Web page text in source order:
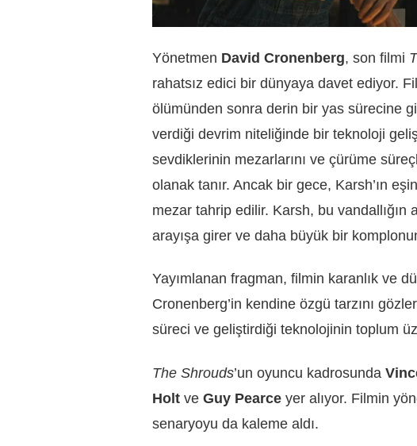
Yönetmen David Cronenberg, son filmi
rahatsız edici bir dünyaya davet ediyor.
ölümünden sonra derin bir yas sürecine
verdiği devrim niteliğinde bir teknoloji
sevdiklerinin mezarlarını ve çürüme
olanak tanır. Ancak bir gece, Karsh’ın
mezar tahrip edilir. Karsh, bu vandallığın
arayışa girer ve daha büyük bir
Yayımlanan fragman, filmin karanlık ve
Cronenberg’in kendine özgü tarzını
süreci ve geliştirdiği teknolojinin toplum
The Shrouds’un oyuncu kadrosunda
Holt ve Guy Pearce yer alıyor. Filmin
senaryoyu da kaleme aldı.